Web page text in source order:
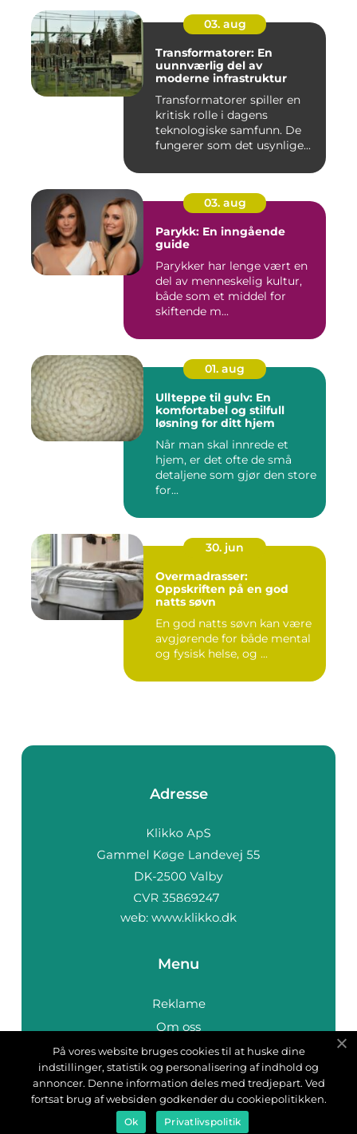
03. aug
Transformatorer: En
uunnværlig del av
moderne infrastruktur
Transformatorer spiller en
kritisk rolle i dagens
teknologiske samfunn. De
fungerer som det usynlige...
03. aug
Parykk: En inngående
guide
Parykker har lenge vært en
del av menneskelig kultur,
både som et middel for
skiftende m...
01. aug
Ullteppe til gulv: En
komfortabel og stilfull
løsning for ditt hjem
Når man skal innrede et
hjem, er det ofte de små
detaljene som gjør den store
for...
30. jun
Overmadrasser:
Oppskriften på en god
natts søvn
En god natts søvn kan være
avgjørende for både mental
og fysisk helse, og ...
Adresse
web: www.klikko.dk
Menu
Reklame
Om oss
Cookies
Kontakt Oss
Sitemap
På vores website bruges cookies til at huske dine
indstillinger, statistik og personalisering af indhold og
annoncer. Denne information deles med tredjepart. Ved
fortsat brug af websiden godkender du cookiepolitikken.
Ok Privatlivspolitik